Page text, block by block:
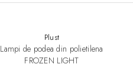
Plust
Lampi de podea din polietilena
FROZEN LIGHT